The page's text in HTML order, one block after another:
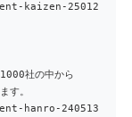
kaizen-25012
社の中から
す。
hanro-240513